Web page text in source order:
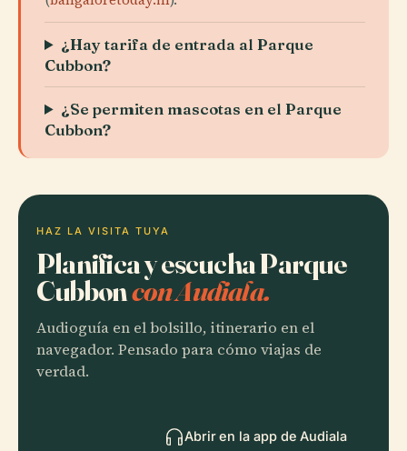
¿Hay tarifa de entrada al Parque
Cubbon?
¿Se permiten mascotas en el Parque
Cubbon?
HAZ LA VISITA TUYA
Planifica y escucha Parque
Cubboncon Audiala.
Audioguía en el bolsillo, itinerario en el
navegador. Pensado para cómo viajas de
verdad.
Abrir en la app de Audiala